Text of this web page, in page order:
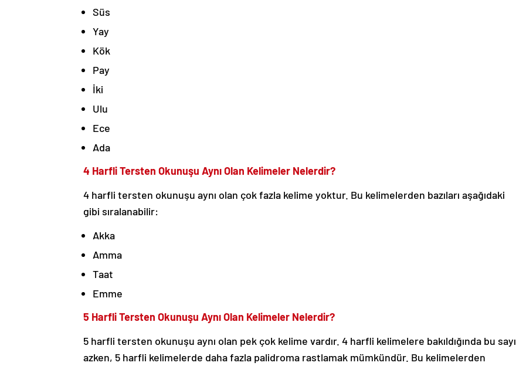
Süs
Yay
Kök
Pay
İki
Ulu
Ece
Ada
4 Harfli Tersten Okunuşu Aynı Olan Kelimeler Nelerdir?
4 harfli tersten okunuşu aynı olan çok fazla kelime yoktur. Bu kelimelerden bazıları aşağıdaki
gibi sıralanabilir:
Akka
Amma
Taat
Emme
5 Harfli Tersten Okunuşu Aynı Olan Kelimeler Nelerdir?
5 harfli tersten okunuşu aynı olan pek çok kelime vardır. 4 harfli kelimelere bakıldığında bu sayı
azken, 5 harfli kelimelerde daha fazla palidroma rastlamak mümkündür. Bu kelimelerden